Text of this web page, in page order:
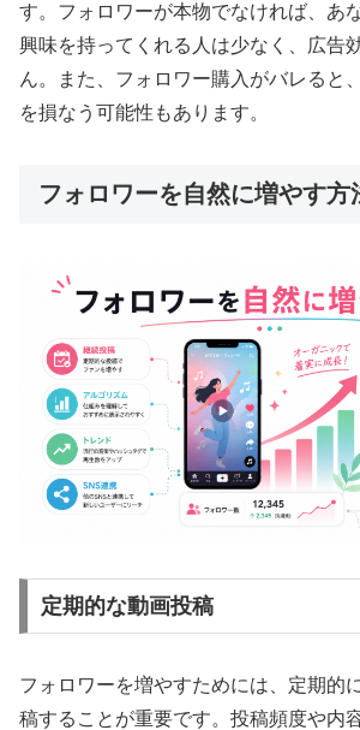
す。フォロワーが本物でなければ、あ
興味を持ってくれる人は少なく、広告
ん。また、フォロワー購入がバレると
を損なう可能性もあります。
フォロワーを自然に増やす方
定期的な動画投稿
フォロワーを増やすためには、定期的
稿することが重要です。投稿頻度や内